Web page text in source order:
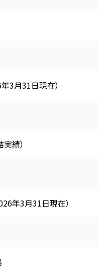
3月31日現在）
績）
年3月31日現在）